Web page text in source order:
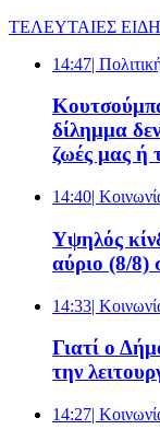
ΤΕΛΕΥΤΑΙΕΣ
14:47|
δίλημμα
ζωές μας ή
14:40|
Υψηλός
αύριο (8/8)
14:33|
Γιατί ο
την
14:27|